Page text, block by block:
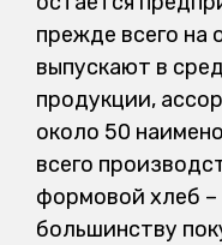
прежде всего на
выпускают в
продукции,
около 50
всего
формовой хлеб
большинству